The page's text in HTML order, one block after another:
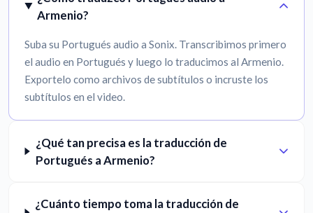
Armenio?
Suba su Portugués audio a Sonix. Transcribimos primero
el audio en Portugués y luego lo traducimos al Armenio.
Exportelo como archivos de subtítulos o incruste los
subtítulos en el video.
¿Qué tan precisa es la traducción de
Portugués a Armenio?
¿Cuánto tiempo toma la traducción de